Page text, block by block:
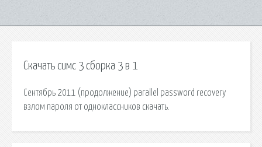
Скачать симс 3 сборка 3 в 1
Сентябрь 2011 (продолжение) parallel password recovery
взлом пароля от одноклассников скачать.